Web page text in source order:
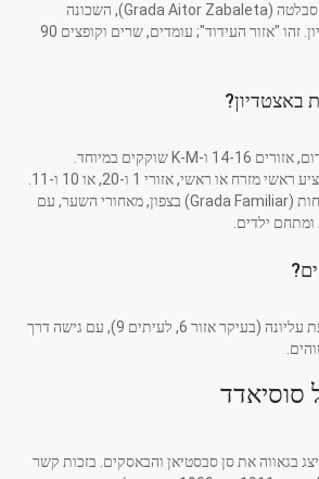
בדרום, ביציע ע״ש אייטור סבלטה (Grada Aitor Zabaleta), השכונה
הרועשת והלהיבה באצטדיון. זהו "אזור העידוד"; עומדים, שרים וקופצים 90
באצטדיון?
מחפש את האווירה? צד דרום, אזורים 14-16 ו-K-M שוקקים במיוחד.
עם המשפחה – יציע משפחות (Grada Familiar) בצפון, מאחורי השער, עם
ילדים.
בפינה הצפון-מזרחית, טבעת עליונה (בעיקר אזור 6, לעיתים 9), עם גישה דרך
סוסיאדד
נוסד ב-1909 ומייצג בגאווה את סן סבסטיאן והבאסקים. בזכות קשר